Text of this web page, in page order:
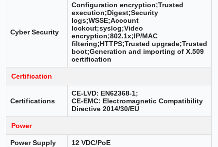
Cyber Security
Configuration encryption;Trusted
execution;Digest;Security
logs;WSSE;Account
lockout;syslog;Video
encryption;802.1x;IP/MAC
filtering;HTTPS;Trusted upgrade;Trusted
boot;Generation and importing of X.509
certification
Certification
Certifications
CE-LVD: EN62368-1;
CE-EMC: Electromagnetic Compatibility
Directive 2014/30/EU
Power
Power Supply 12 VDC/PoE